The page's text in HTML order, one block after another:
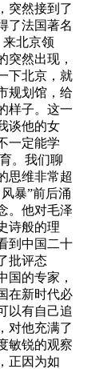
突然接到了
了法国著名
来北京领
突然出现，
下北京，就
规划馆，给
样子。这一
谈他的女
一定能学
。我们聊
思维非常超
暴”前后涌
。他对毛泽
诗般的理
到中国二十
批评态
国的专家，
在新时代必
以有自己追
对他充满了
敏锐的观察
正因为如